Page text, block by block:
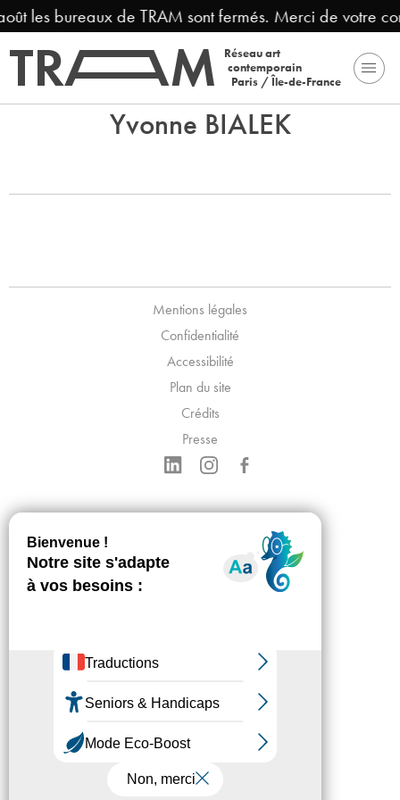
les bureaux de TRAM sont fermés. Merci de votre
Réseau art
contemporain
Paris / Île-de-France
Yvonne BIALEK
Mentions légales
Confidentialité
Accessibilité
Plan du site
Crédits
Presse